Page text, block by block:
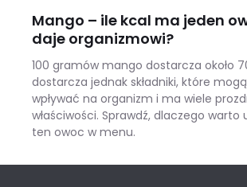
Mango – ile kcal ma jeden
daje organizmowi?
100 gramów mango dostarcza około
dostarcza jednak składniki, które
wpływać na organizm i ma wiele
właściwości. Sprawdź, dlaczego warto
ten owoc w menu.